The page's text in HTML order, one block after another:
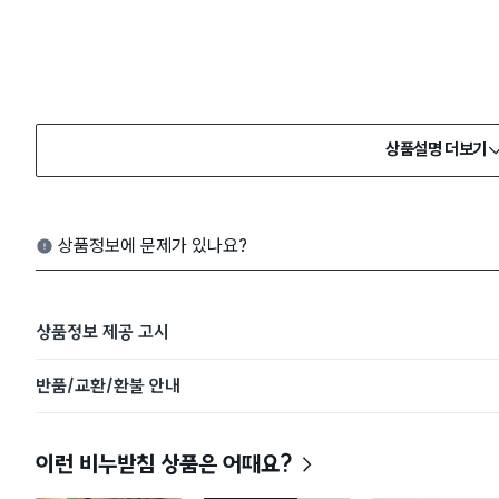
상품설명 더보기
상품정보에 문제가 있나요?
상품정보 제공 고시
반품/교환/환불 안내
이런 비누받침 상품은 어때요?